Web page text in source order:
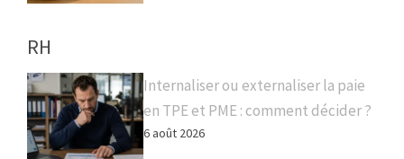
RH
Internaliser ou externaliser la paie
en TPE et PME : comment décider ?
6 août 2026